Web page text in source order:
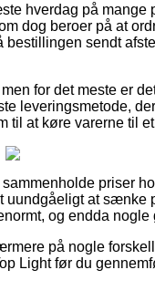
hverdag på mange
dog beroer på at
sendt
for det meste er
leveringsmetode,
til at køre varerne til
priser
uundgåeligt at
og endda
på nogle
Light før du